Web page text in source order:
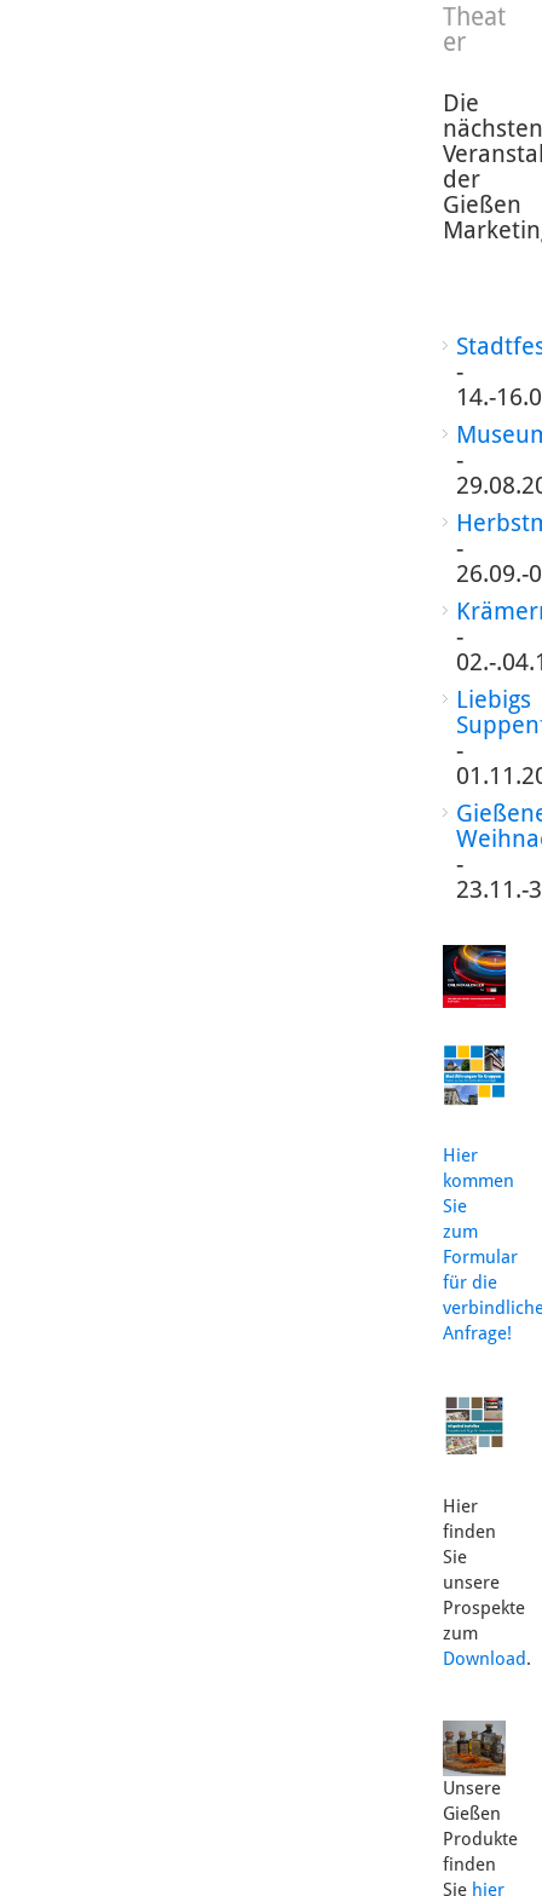
Theat
er
Die
nächsten
der
Gießen
-
14.-
-
-
26.09.-
-
02.-
Liebigs
-
-
23.11.-
Hier
kommen
Sie
zum
Formular
für die
Anfrage!
Hier
finden
Sie
unsere
Prospekte
zum
Download.
Unsere
Gießen
Produkte
finden
Sie hier